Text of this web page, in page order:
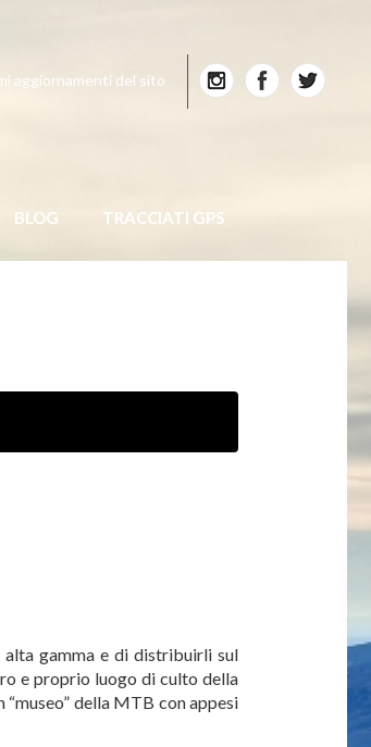
aggiornamenti del sito
BLOG TRACCIATI GPS
gamma e di distribuirli sul
e proprio luogo di culto della
della MTB con appesi